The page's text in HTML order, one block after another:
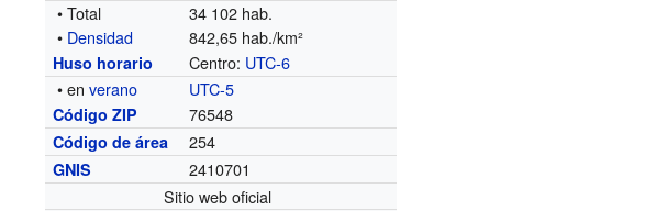
• Total
34 102 hab.
• Densidad 842,65 hab./km²
Huso horario Centro: UTC-6
• enverano UTC-5
Código ZIP 76548
Código de área 254
GNIS
2410701
Sitio web oficial